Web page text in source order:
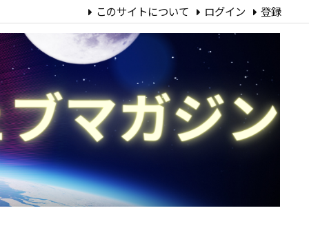
このサイトについて ログイン 登録